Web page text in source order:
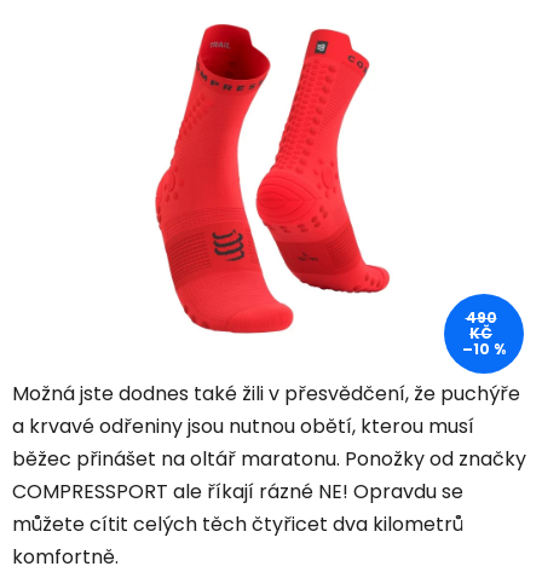
Možná jste dodnes také žili v přesvědčení, že puchýře
a krvavé odřeniny jsou nutnou obětí, kterou musí
běžec přinášet na oltář maratonu. Ponožky od značky
COMPRESSPORT ale říkají rázné NE! Opravdu se
můžete cítit celých těch čtyřicet dva kilometrů
komfortně.
490
KČ
–10 %